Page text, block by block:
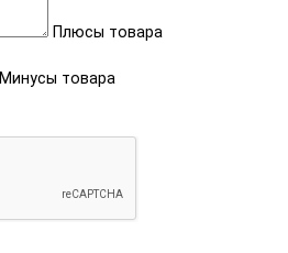
Плюсы товара
Минусы товара